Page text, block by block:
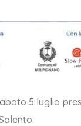
5 luglio